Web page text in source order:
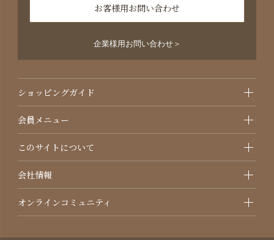
お客様用お問い合わせ
企業様用お問い合わせ＞
ショッピングガイド
会員メニュー
このサイトについて
会社情報
オンラインコミュニティ